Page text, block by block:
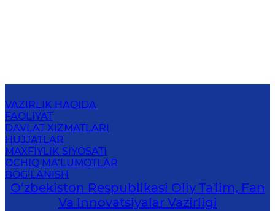
VAZIRLIK HAQIDA
FAOLIYAT
DAVLAT XIZMATLARI
HUJJATLAR
MAXFIYLIK SIYOSATI
OCHIQ MA’LUMOTLAR
BOG‘LANISH
O‘zbekiston Respublikasi Oliy Taʼlim, Fan
Va Innovatsiyalar Vazirligi